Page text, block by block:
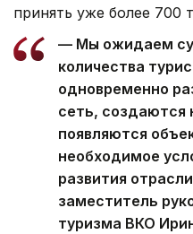
принять уже более 700
— Мы ожидаем
количества
одновременно
сеть,
появляются
необходимое
развития
заместитель
туризма ВКО